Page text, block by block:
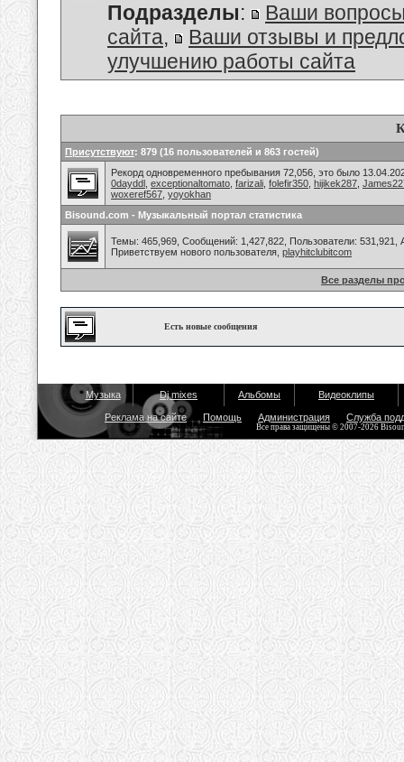
Подразделы:
Ваши
сайта,
Ваши отзывы и
улучшению работы сайта
Присутствуют: 879 (16 пользователей и 863 гостей)
Рекорд одновременного пребывания 72,056, это было
0dayddl exceptionaltomato farizali folefir350 hijikek287
woxeref567 yoyokhan
Bisound.com - Музыкальный портал статистика
Темы: 465,969, Сообщений: 1,427,822, Пользователи: 531,921,
Приветствуем нового пользователя, playhitclubitcom
Все разделы
Есть новые сообщения
Музыка Dj mixes Альбомы Видеоклипы
Реклама на сайте Помощь Администрация Служба
Все права защищены © 2007-2026